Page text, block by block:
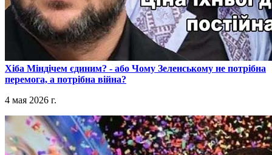
​Хіба Міндічем єдиним? - або Чому Зеленському не потрібна
перемога, а потрібна війна?
4 мая 2026 г.